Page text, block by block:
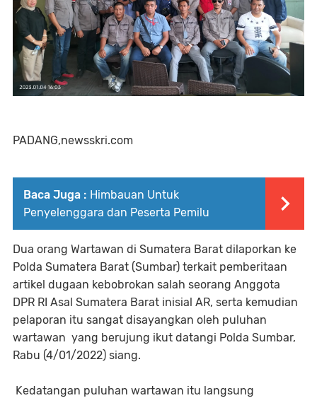
PADANG,newsskri.com
Baca Juga : Himbauan Untuk
Penyelenggara dan Peserta Pemilu
Dua orang Wartawan di Sumatera Barat dilaporkan ke
Polda Sumatera Barat (Sumbar) terkait pemberitaan
artikel dugaan kebobrokan salah seorang Anggota
DPR RI Asal Sumatera Barat inisial AR, serta kemudian
pelaporan itu sangat disayangkan oleh puluhan
wartawan yang berujung ikut datangi Polda Sumbar,
Rabu (4/01/2022) siang.
Kedatangan puluhan wartawan itu langsung